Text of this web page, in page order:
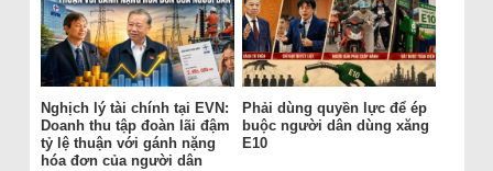
Nghịch lý tài chính tại EVN:
Doanh thu tập đoàn lãi đậm
tỷ lệ thuận với gánh nặng
hóa đơn của người dân
Phải dùng quyền lực để ép
buộc người dân dùng xăng
E10